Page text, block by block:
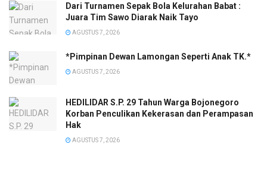
Dari Turnamen Sepak Bola Kelurahan Babat :
Juara Tim Sawo Diarak Naik Tayo
AGUSTUS 7, 2026
*Pimpinan Dewan Lamongan Seperti Anak TK.*
AGUSTUS 7, 2026
HEDILIDAR S.P. 29 Tahun Warga Bojonegoro
Korban Penculikan Kekerasan dan Perampasan
Hak
AGUSTUS 7, 2026